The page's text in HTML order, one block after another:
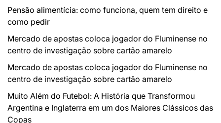
Pensão alimentícia: como funciona, quem tem direito e
como pedir
Mercado de apostas coloca jogador do Fluminense no
centro de investigação sobre cartão amarelo
Mercado de apostas coloca jogador do Fluminense no
centro de investigação sobre cartão amarelo
Muito Além do Futebol: A História que Transformou
Argentina e Inglaterra em um dos Maiores Clássicos das
Copas